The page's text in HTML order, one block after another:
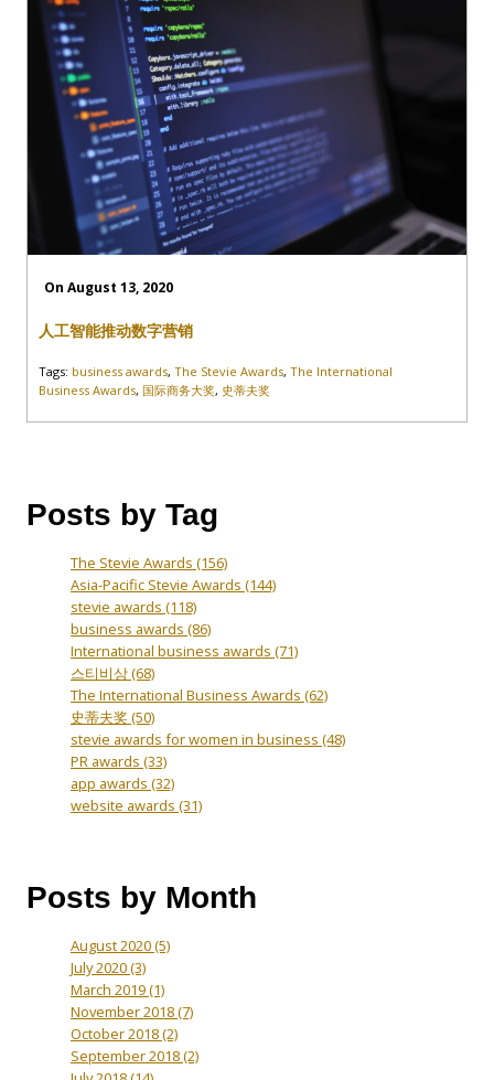
On August 13, 2020
人工智能推动数字营销
Tags: business awards, The Stevie Awards, The International
Business Awards, 国际商务大奖, 史蒂夫奖
Posts by Tag
The Stevie Awards (156)
Asia-Pacific Stevie Awards (144)
stevie awards (118)
business awards (86)
International business awards (71)
스티비상(68)
The International Business Awards (62)
史蒂夫奖 (50)
stevie awards for women in business (48)
PR awards (33)
app awards (32)
website awards (31)
Posts by Month
August 2020(5)
July 2020(3)
March 2019(1)
November 2018(7)
October 2018(2)
September 2018(2)